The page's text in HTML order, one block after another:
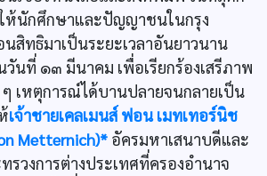
ห้นักศึกษาและปัญญาชนในกรุง
นสิทธิมาเป็นระยะเวลาอันยาวนาน
วันที่ ๑๓ มีนาคม เพื่อเรียกร้องเสรีภาพ
เหตุการณ์ได้บานปลายจนกลายเป็น
เจ้าชายเคลเมนส์ ฟอน เมทเทอร์นิช
Metternich)* อัครมหาเสนาบดีและ
รวงการต่างประเทศที่ครองอำนาจ